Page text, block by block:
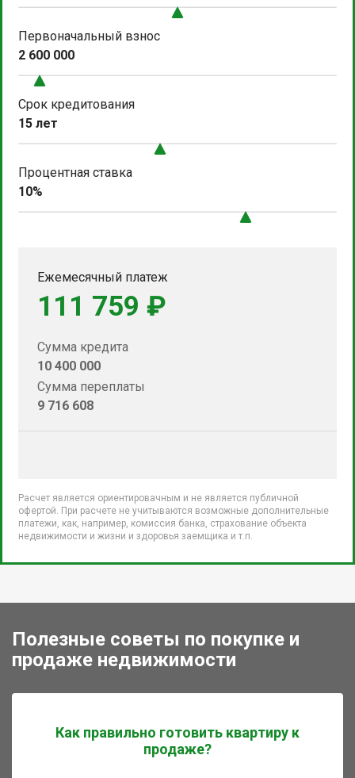
Первоначальный взнос
2 600 000
Срок кредитования
15 лет
Процентная ставка
10%
Ежемесячный платеж
111 759 ₽
Сумма кредита
10 400 000
Сумма переплаты
9 716 608
Расчет является ориентировачным и не является публичной
офертой. При расчете не учитываются возможные дополнительные
платежи, как, например, комиссия банка, страхование объекта
недвижимости и жизни и здоровья заемщика и т.п.
Полезные советы по покупке и
продаже недвижимости
Как правильно готовить квартиру к
продаже?